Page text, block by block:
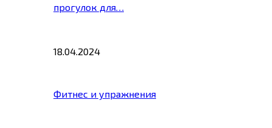
прогулок для…
18.04.2024
Фитнес и упражнения